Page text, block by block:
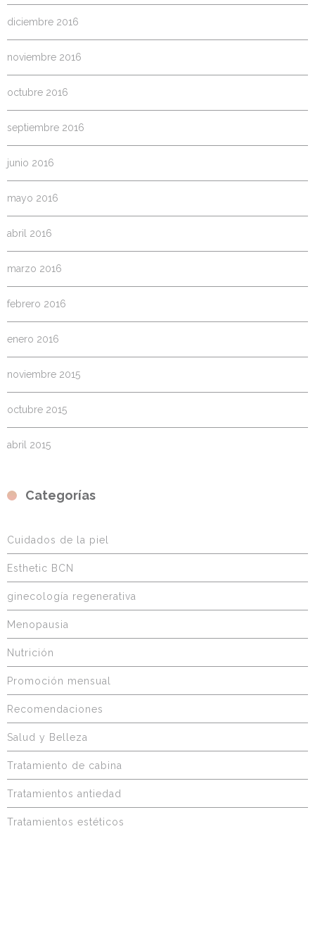
diciembre 2016
noviembre 2016
octubre 2016
septiembre 2016
junio 2016
mayo 2016
abril 2016
marzo 2016
febrero 2016
enero 2016
noviembre 2015
octubre 2015
abril 2015
Categorías
Cuidados de la piel
Esthetic BCN
ginecología regenerativa
Menopausia
Nutrición
Promoción mensual
Recomendaciones
Salud y Belleza
Tratamiento de cabina
Tratamientos antiedad
Tratamientos estéticos